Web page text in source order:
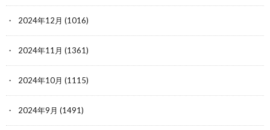
2024年12月 (1016)
2024年11月 (1361)
2024年10月 (1115)
2024年9月 (1491)